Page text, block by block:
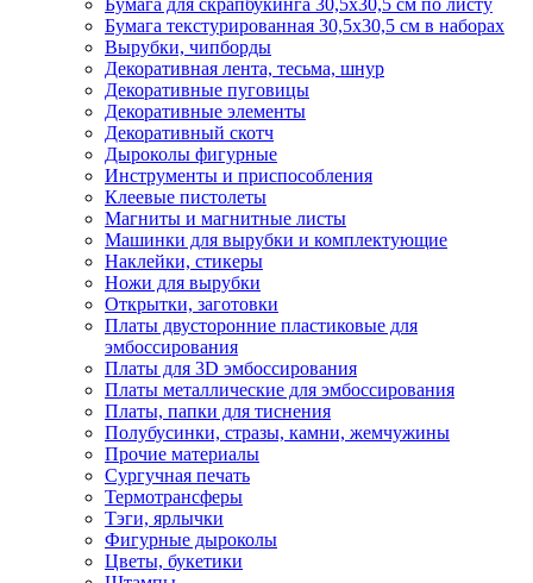
Бумага для скрапбукинга 30,5х30,5 см по листу
Бумага текстурированная 30,5х30,5 см в наборах
Вырубки, чипборды
Декоративная лента, тесьма, шнур
Декоративные пуговицы
Декоративные элементы
Декоративный скотч
Дыроколы фигурные
Инструменты и приспособления
Клеевые пистолеты
Магниты и магнитные листы
Машинки для вырубки и комплектующие
Наклейки, стикеры
Ножи для вырубки
Открытки, заготовки
Платы двусторонние пластиковые для
эмбоссирования
Платы для 3D эмбоссирования
Платы металлические для эмбоссирования
Платы, папки для тиснения
Полубусинки, стразы, камни, жемчужины
Прочие материалы
Сургучная печать
Термотрансферы
Тэги, ярлычки
Фигурные дыроколы
Цветы, букетики